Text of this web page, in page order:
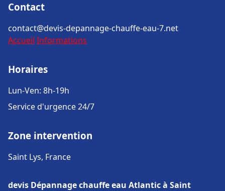
Contact
contact@devis-depannage-chauffe-eau-7.net
Accueil Informations
Horaires
Lun-Ven: 8h-19h
Service d'urgence 24/7
Zone intervention
Saint Lys, France
devis Dépannage chauffe eau Atlantic à Saint